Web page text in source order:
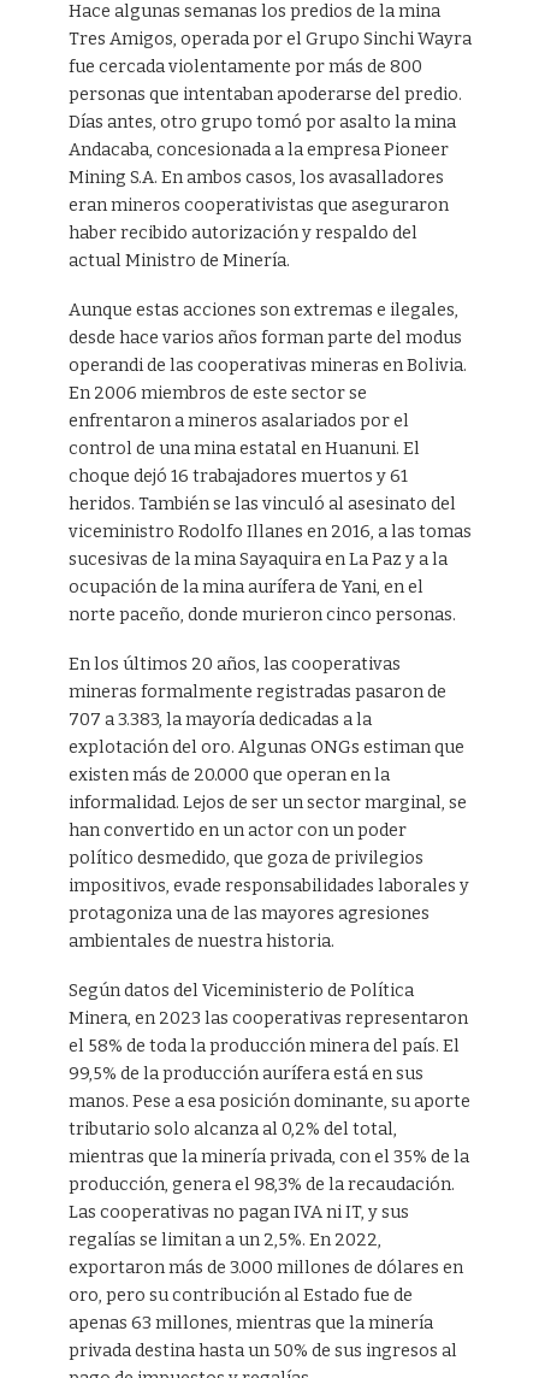
Hace algunas semanas los predios de la mina
Tres Amigos, operada por el Grupo Sinchi Wayra
fue cercada violentamente por más de 800
personas que intentaban apoderarse del predio.
Días antes, otro grupo tomó por asalto la mina
Andacaba, concesionada a la empresa Pioneer
Mining S.A. En ambos casos, los avasalladores
eran mineros cooperativistas que aseguraron
haber recibido autorización y respaldo del
actual Ministro de Minería.
Aunque estas acciones son extremas e ilegales,
desde hace varios años forman parte del modus
operandi de las cooperativas mineras en Bolivia.
En 2006 miembros de este sector se
enfrentaron a mineros asalariados por el
control de una mina estatal en Huanuni. El
choque dejó 16 trabajadores muertos y 61
heridos. También se las vinculó al asesinato del
viceministro Rodolfo Illanes en 2016, a las tomas
sucesivas de la mina Sayaquira en La Paz y a la
ocupación de la mina aurífera de Yani, en el
norte paceño, donde murieron cinco personas.
En los últimos 20 años, las cooperativas
mineras formalmente registradas pasaron de
707 a 3.383, la mayoría dedicadas a la
explotación del oro. Algunas ONGs estiman que
existen más de 20.000 que operan en la
informalidad. Lejos de ser un sector marginal, se
han convertido en un actor con un poder
político desmedido, que goza de privilegios
impositivos, evade responsabilidades laborales y
protagoniza una de las mayores agresiones
ambientales de nuestra historia.
Según datos del Viceministerio de Política
Minera, en 2023 las cooperativas representaron
el 58% de toda la producción minera del país. El
99,5% de la producción aurífera está en sus
manos. Pese a esa posición dominante, su aporte
tributario solo alcanza al 0,2% del total,
mientras que la minería privada, con el 35% de la
producción, genera el 98,3% de la recaudación.
Las cooperativas no pagan IVA ni IT, y sus
regalías se limitan a un 2,5%. En 2022,
exportaron más de 3.000 millones de dólares en
oro, pero su contribución al Estado fue de
apenas 63 millones, mientras que la minería
privada destina hasta un 50% de sus ingresos al